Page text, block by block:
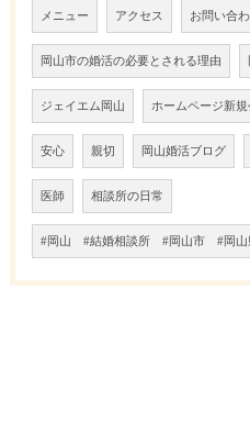
メニュー アクセス お問い合
岡山市の婚活の必要とされる理由
ジェイエム岡山 ホームページ新規
安心 親切 岡山婚活ブログ
医師 相談所の日常
#岡山 #結婚相談所 #岡山市 #岡山